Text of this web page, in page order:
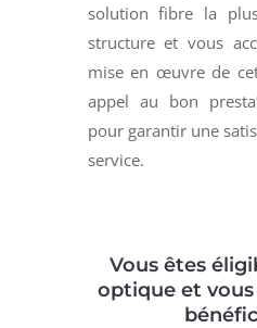
solution fibre la
structure et vous
mise en œuvre de
appel au bon
pour garantir une
service.
Vous êtes
optique et